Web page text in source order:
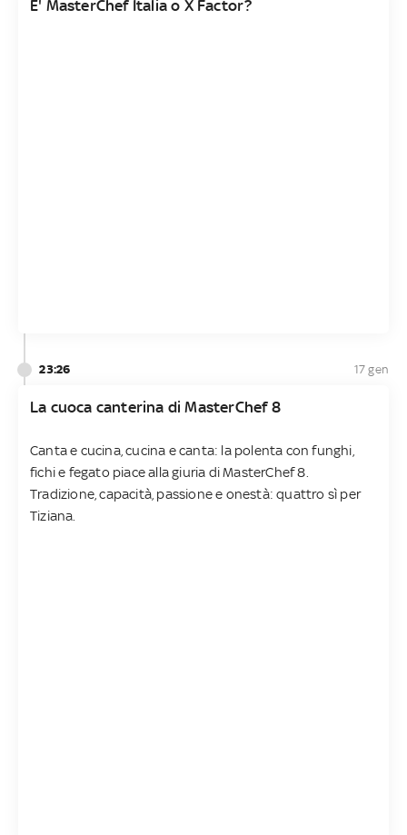
E' MasterChef Italia o X Factor?
23:26 17 gen
La cuoca canterina di MasterChef 8
Canta e cucina, cucina e canta: la polenta con funghi,
fichi e fegato piace alla giuria di MasterChef 8.
Tradizione, capacità, passione e onestà: quattro sì per
Tiziana.